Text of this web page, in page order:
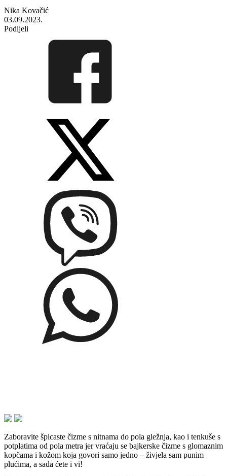
Nika Kovačić
03.09.2023.
Podijeli
Zaboravite špicaste čizme s nitnama do pola gležnja, kao i tenkuše s
potplatima od pola metra jer vraćaju se bajkerske čizme s glomaznim
kopčama i kožom koja govori samo jedno – živjela sam punim
plućima, a sada ćete i vi!